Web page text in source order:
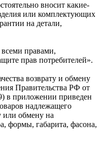
вносит какие-
или комплектующих
на детали,
правами,
прав потребителей».
возврату и обмену
Правительства РФ от
в приложении приведен
надлежащего
или обмену на
формы, габарита, фасона,